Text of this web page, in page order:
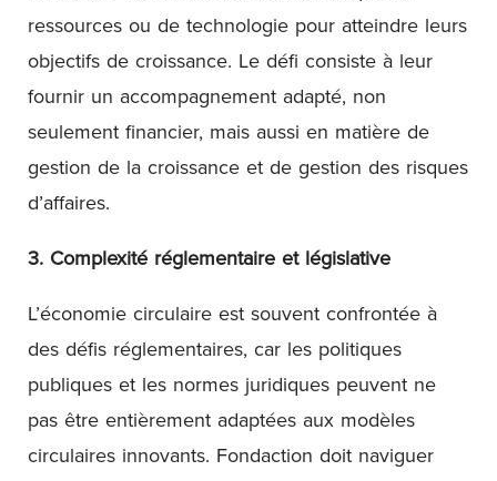
ressources ou de technologie pour atteindre leurs
objectifs de croissance. Le défi consiste à leur
fournir un accompagnement adapté, non
seulement financier, mais aussi en matière de
gestion de la croissance et de gestion des risques
d’affaires.
3. Complexité réglementaire et législative
L’économie circulaire est souvent confrontée à
des défis réglementaires, car les politiques
publiques et les normes juridiques peuvent ne
pas être entièrement adaptées aux modèles
circulaires innovants. Fondaction doit naviguer